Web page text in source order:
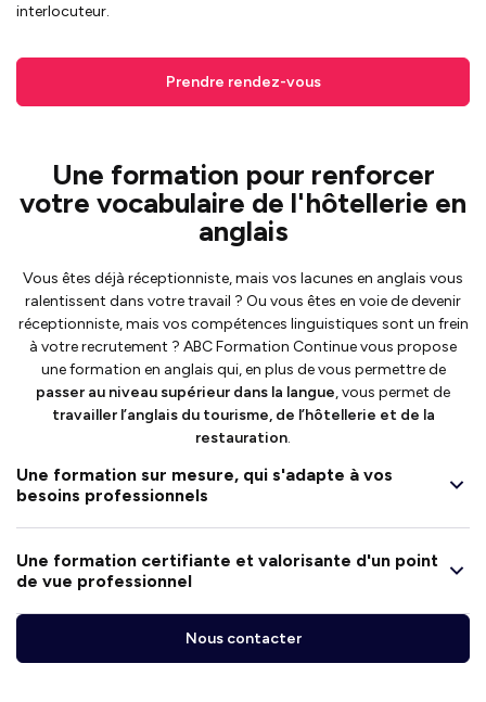
interlocuteur.
Prendre rendez-vous
Une formation pour renforcer
votre vocabulaire de l'hôtellerie en
anglais
Vous êtes déjà réceptionniste, mais vos lacunes en anglais vous
ralentissent dans votre travail ? Ou vous êtes en voie de devenir
réceptionniste, mais vos compétences linguistiques sont un frein
à votre recrutement ? ABC Formation Continue vous propose
une formation en anglais qui, en plus de vous permettre de
passer au niveau supérieur dans la langue, vous permet de
travailler l’anglais du tourisme, de l’hôtellerie et de la
restauration.
Une formation sur mesure, qui s'adapte à vos
besoins professionnels
Une formation certifiante et valorisante d'un point
de vue professionnel
Nous contacter